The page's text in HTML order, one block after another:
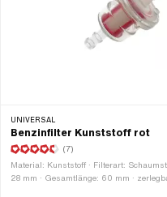
UNIVERSAL
Benzinfilter Kunststoff rot
(7)
Material: Kunststoff · Filterart:
28 mm · Gesamtlänge: 60 mm ·